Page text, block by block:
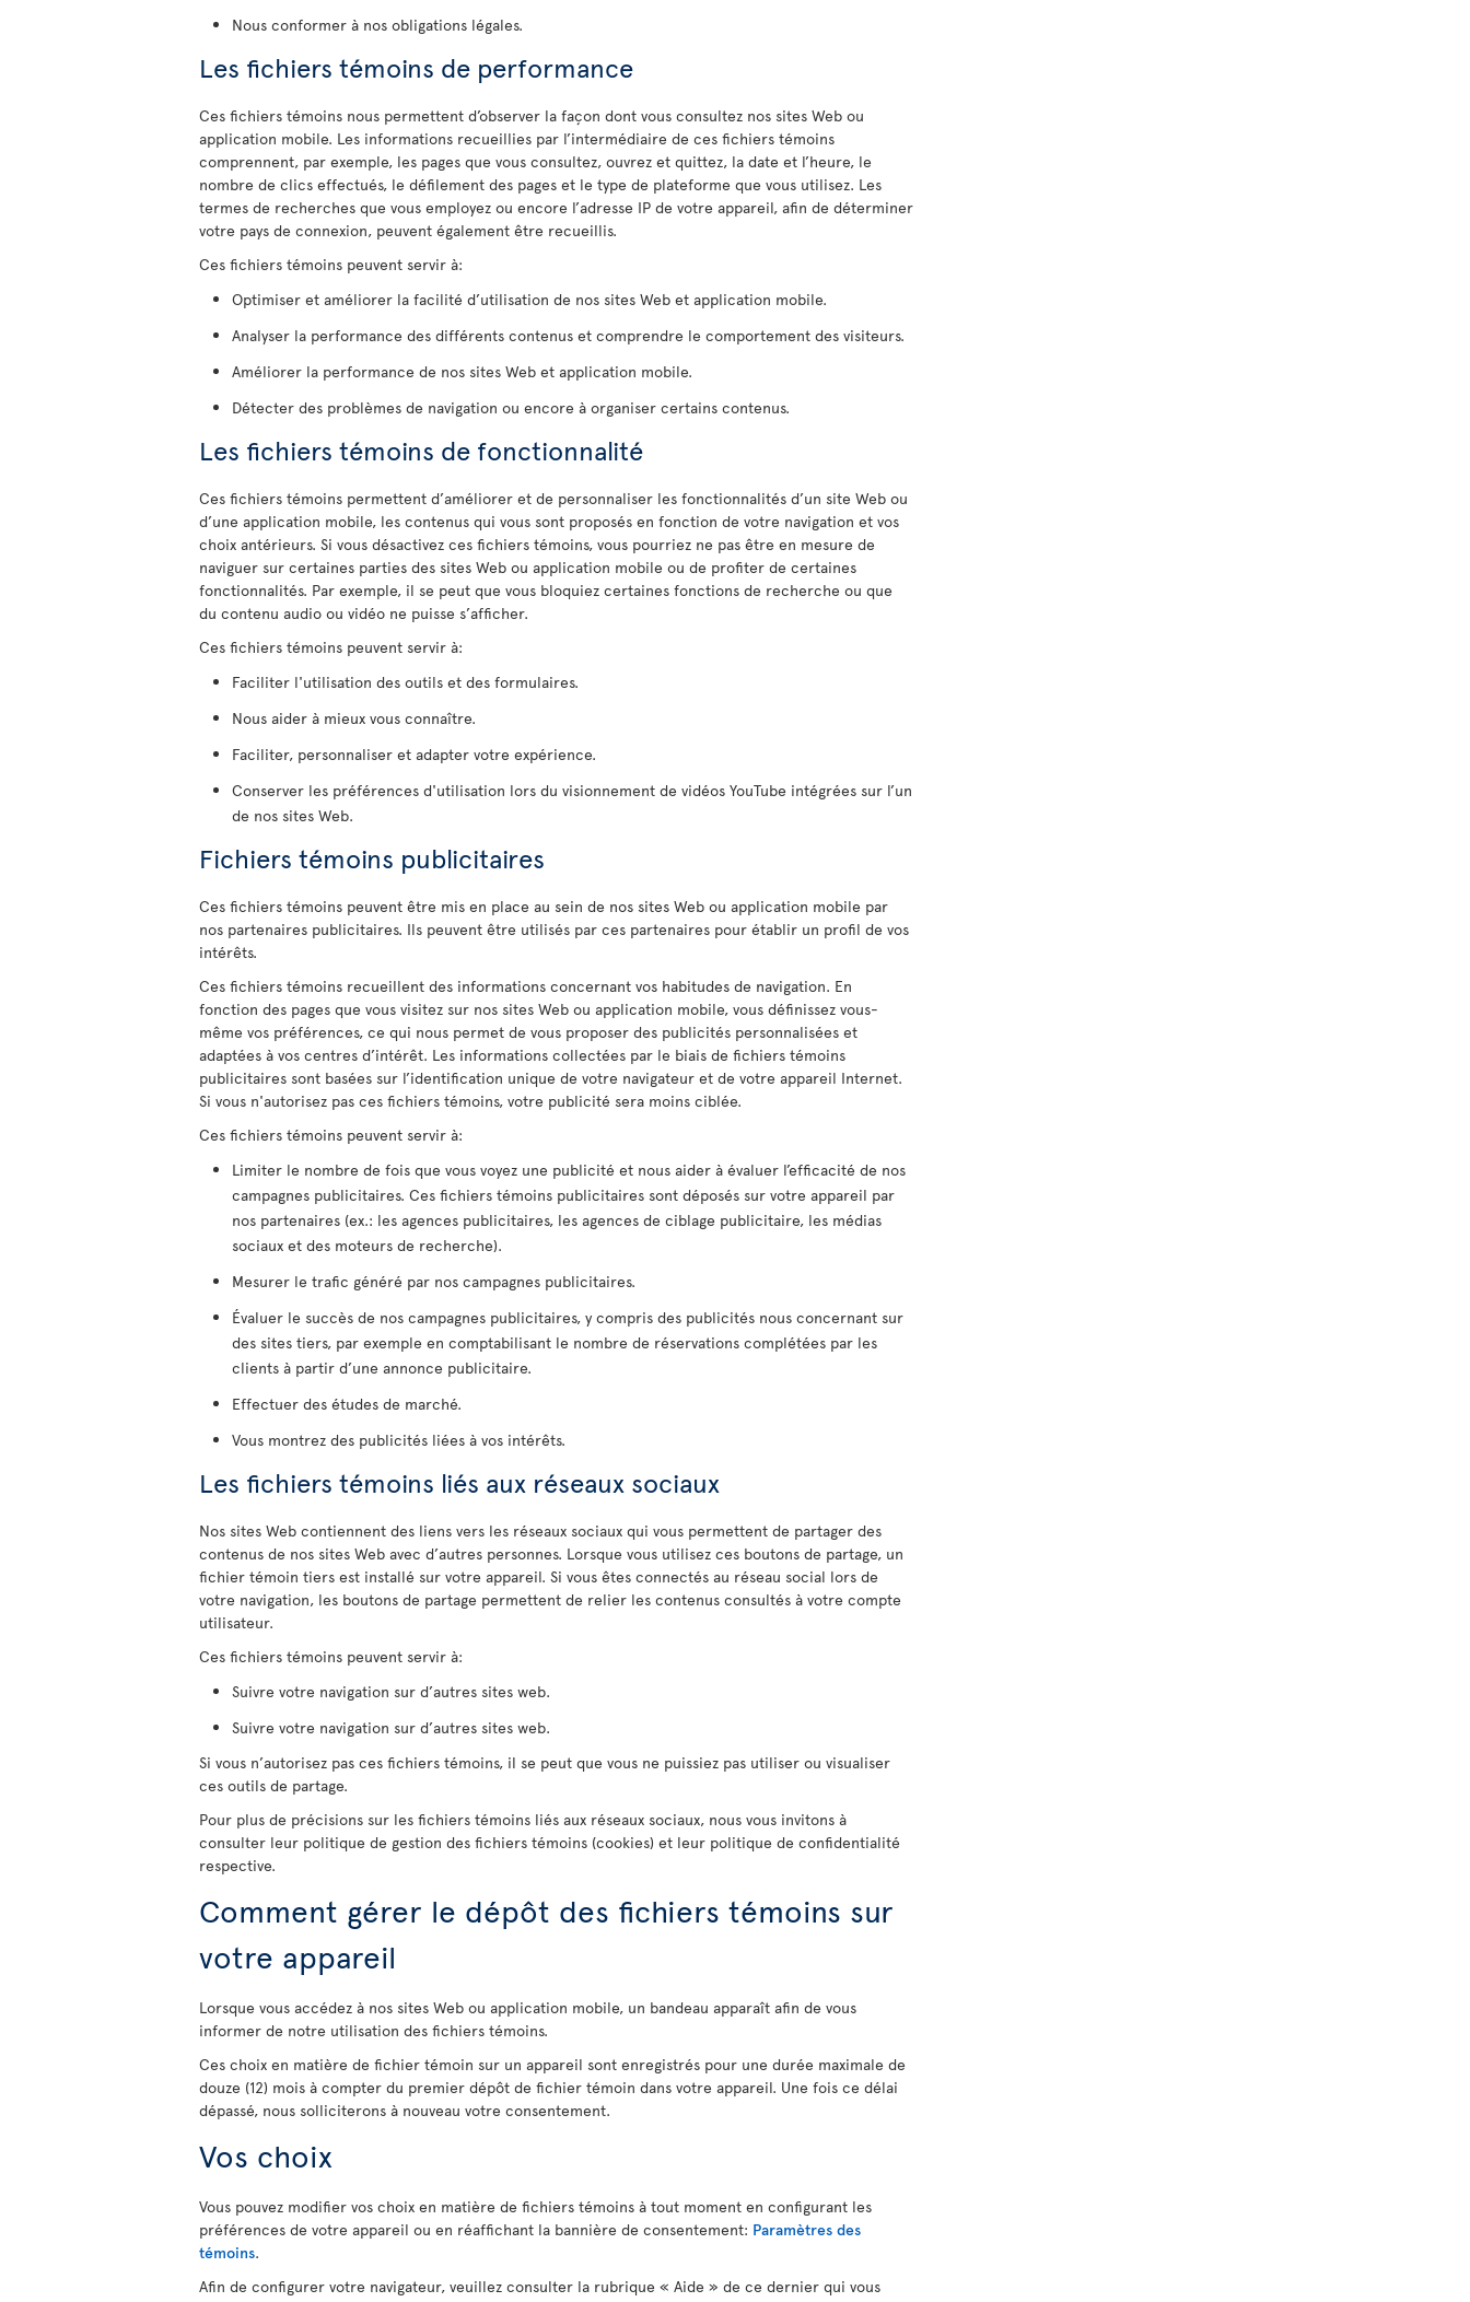
Nous conformer à nos obligations légales.
Les fichiers témoins de performance
Ces fichiers témoins nous permettent d’observer la façon dont vous consultez nos sites Web ou
application mobile. Les informations recueillies par l’intermédiaire de ces fichiers témoins
comprennent, par exemple, les pages que vous consultez, ouvrez et quittez, la date et l’heure, le
nombre de clics effectués, le défilement des pages et le type de plateforme que vous utilisez. Les
termes de recherches que vous employez ou encore l’adresse IP de votre appareil, afin de déterminer
votre pays de connexion, peuvent également être recueillis.
Ces fichiers témoins peuvent servir à:
Optimiser et améliorer la facilité d’utilisation de nos sites Web et application mobile.
Analyser la performance des différents contenus et comprendre le comportement des visiteurs.
Améliorer la performance de nos sites Web et application mobile.
Détecter des problèmes de navigation ou encore à organiser certains contenus.
Les fichiers témoins de fonctionnalité
Ces fichiers témoins permettent d’améliorer et de personnaliser les fonctionnalités d’un site Web ou
d’une application mobile, les contenus qui vous sont proposés en fonction de votre navigation et vos
choix antérieurs. Si vous désactivez ces fichiers témoins, vous pourriez ne pas être en mesure de
naviguer sur certaines parties des sites Web ou application mobile ou de profiter de certaines
fonctionnalités. Par exemple, il se peut que vous bloquiez certaines fonctions de recherche ou que
du contenu audio ou vidéo ne puisse s’afficher.
Ces fichiers témoins peuvent servir à:
Faciliter l'utilisation des outils et des formulaires.
Nous aider à mieux vous connaître.
Faciliter, personnaliser et adapter votre expérience.
Conserver les préférences d'utilisation lors du visionnement de vidéos YouTube intégrées sur l’un
de nos sites Web.
Fichiers témoins publicitaires
Ces fichiers témoins peuvent être mis en place au sein de nos sites Web ou application mobile par
nos partenaires publicitaires. Ils peuvent être utilisés par ces partenaires pour établir un profil de vos
intérêts.
Ces fichiers témoins recueillent des informations concernant vos habitudes de navigation. En
fonction des pages que vous visitez sur nos sites Web ou application mobile, vous définissez vous-
même vos préférences, ce qui nous permet de vous proposer des publicités personnalisées et
adaptées à vos centres d’intérêt. Les informations collectées par le biais de fichiers témoins
publicitaires sont basées sur l’identification unique de votre navigateur et de votre appareil Internet.
Si vous n'autorisez pas ces fichiers témoins, votre publicité sera moins ciblée.
Ces fichiers témoins peuvent servir à:
Limiter le nombre de fois que vous voyez une publicité et nous aider à évaluer l’efficacité de nos
campagnes publicitaires. Ces fichiers témoins publicitaires sont déposés sur votre appareil par
nos partenaires (ex.: les agences publicitaires, les agences de ciblage publicitaire, les médias
sociaux et des moteurs de recherche).
Mesurer le trafic généré par nos campagnes publicitaires.
Évaluer le succès de nos campagnes publicitaires, y compris des publicités nous concernant sur
des sites tiers, par exemple en comptabilisant le nombre de réservations complétées par les
clients à partir d’une annonce publicitaire.
Effectuer des études de marché.
Vous montrez des publicités liées à vos intérêts.
Les fichiers témoins liés aux réseaux sociaux
Nos sites Web contiennent des liens vers les réseaux sociaux qui vous permettent de partager des
contenus de nos sites Web avec d’autres personnes. Lorsque vous utilisez ces boutons de partage, un
fichier témoin tiers est installé sur votre appareil. Si vous êtes connectés au réseau social lors de
votre navigation, les boutons de partage permettent de relier les contenus consultés à votre compte
utilisateur.
Ces fichiers témoins peuvent servir à:
Suivre votre navigation sur d’autres sites web.
Suivre votre navigation sur d’autres sites web.
Si vous n’autorisez pas ces fichiers témoins, il se peut que vous ne puissiez pas utiliser ou visualiser
ces outils de partage.
Pour plus de précisions sur les fichiers témoins liés aux réseaux sociaux, nous vous invitons à
consulter leur politique de gestion des fichiers témoins (cookies) et leur politique de confidentialité
respective.
Comment gérer le dépôt des fichiers témoins sur
votre appareil
Lorsque vous accédez à nos sites Web ou application mobile, un bandeau apparaît afin de vous
informer de notre utilisation des fichiers témoins.
Ces choix en matière de fichier témoin sur un appareil sont enregistrés pour une durée maximale de
douze (12) mois à compter du premier dépôt de fichier témoin dans votre appareil. Une fois ce délai
dépassé, nous solliciterons à nouveau votre consentement.
Vos choix
Vous pouvez modifier vos choix en matière de fichiers témoins à tout moment en configurant les
préférences de votre appareil ou en réaffichant la bannière de consentement: Paramètres des
témoins.
Afin de configurer votre navigateur, veuillez consulter la rubrique « Aide » de ce dernier qui vous